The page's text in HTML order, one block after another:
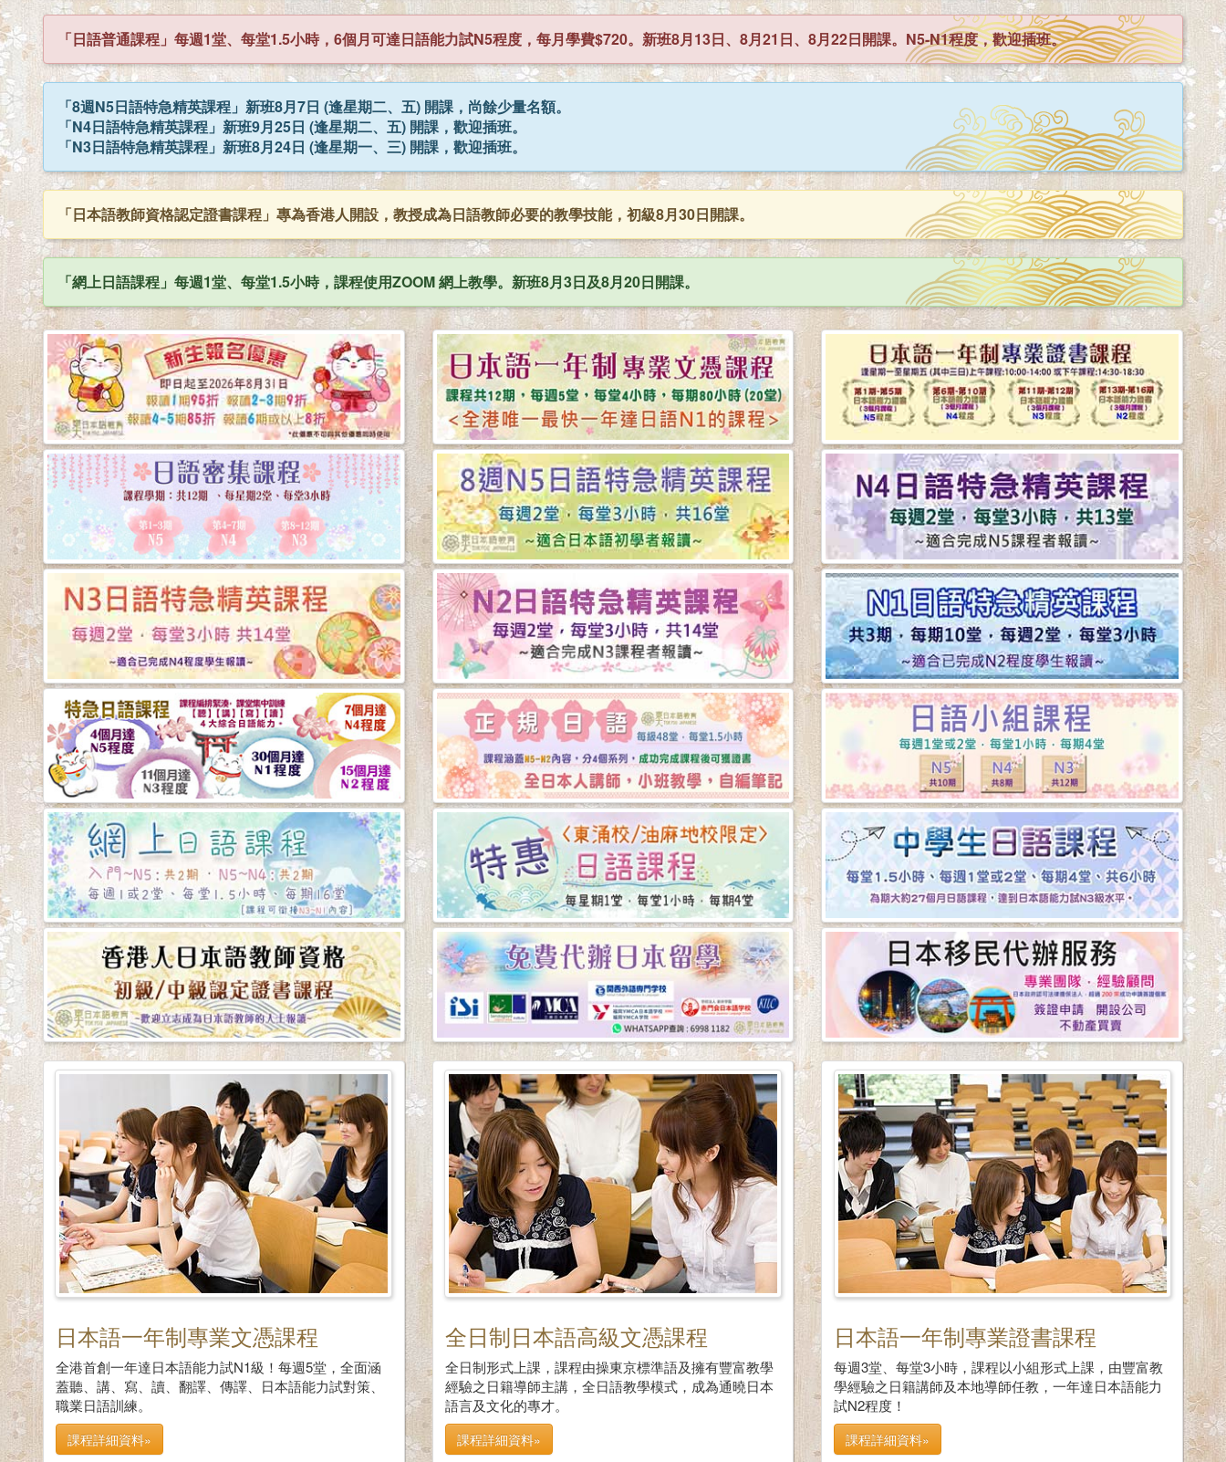
「日語普通課程」每週1堂、每堂1.5小時，6個月可達日語能力試N5程度，每月學費$720。新班8月13日、8月21日、8月22日開課。N5-N1程度，歡迎插班。
「8週N5日語特急精英課程」新班8月7日 (逢星期二、五) 開課，尚餘少量名額。
「N4日語特急精英課程」新班9月25日 (逢星期二、五) 開課，歡迎插班。
「N3日語特急精英課程」新班8月24日 (逢星期一、三) 開課，歡迎插班。
「日本語教師資格認定證書課程」專為香港人開設，教授成為日語教師必要的教學技能，初級8月30日開課。
「網上日語課程」每週1堂、每堂1.5小時，課程使用ZOOM 網上教學。新班8月3日及8月20日開課。
日本語一年制專業文憑課程
全港首創一年達日本語能力試N1級！每週5堂，全面涵
蓋聽、講、寫、讀、翻譯、傳譯、日本語能力試對策、
職業日語訓練。
課程詳細資料»
全日制日本語高級文憑課程
全日制形式上課，課程由操東京標準語及擁有豐富教學
經驗之日籍導師主講，全日語教學模式，成為通曉日本
語言及文化的專才。
課程詳細資料»
日本語一年制專業證書課程
每週3堂、每堂3小時，課程以小組形式上課，由豐富教
學經驗之日籍講師及本地導師任教，一年達日本語能力
試N2程度！
課程詳細資料»